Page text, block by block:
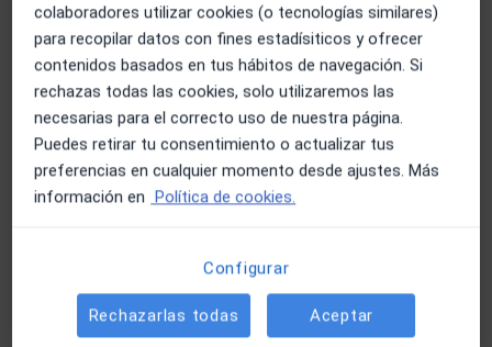
Consulta online
Detalles Consulta online
Fisioterapia del suelo pélvico
59 €
DetallesFisioterapia del suelo pélvico
Fisioterapia
Visita sucesiva fisioterapia
DetallesVisita sucesiva fisioterapia
colaboradores utilizar cookies (o tecnologías similares)
para recopilar datos con fines estadísiticos y ofrecer
contenidos basados en tus hábitos de navegación. Si
rechazas todas las cookies, solo utilizaremos las
necesarias para el correcto uso de nuestra página.
Puedes retirar tu consentimiento o actualizar tus
preferencias en cualquier momento desde ajustes. Más
información en Política de cookies.
Configurar
Rechazarlas todas Aceptar